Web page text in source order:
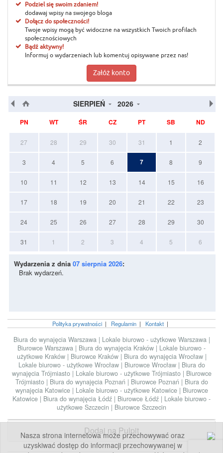
Nasza strona internetowa może przechowywać oraz
uzyskiwać dostęp do informacji przechowywanej w
Podziel się swoim zdaniem!
dodawaj wpisy na swojego bloga
Dołącz do społeczności!
Twoje wpisy mogą być widoczne na wszystkich Twoich profilach
społecznościowych
Bądź aktywny!
Informuj o wydarzeniach lub komentuj opisywane przez nas!
Załóż konto
SIERPIEŃ 2026
PN WT ŚR CZ PT SB ND
27 28 29 30 31 1 2
3 4 5 6 7 8 9
10 11 12 13 14 15 16
17 18 19 20 21 22 23
24 25 26 27 28 29 30
31 1 2 3 4 5 6
Wydarzenia z dnia 07 sierpnia 2026:
Brak wydarzeń.
Polityka prywatności| Regulamin| Kontakt|
Biura do wynajęcia Warszawa | Lokale biurowo - użytkowe Warszawa |
Biurowce Warszawa | Biura do wynajęcia Kraków | Lokale biurowo -
użytkowe Kraków | Biurowce Kraków | Biura do wynajęcia Wrocław |
Lokale biurowo - użytkowe Wrocław | Biurowce Wrocław | Biura do
wynajęcia Trójmiasto | Lokale biurowo - użytkowe Trójmiasto | Biurowce
Trójmiasto | Biura do wynajęcia Poznań | Biurowce Poznań | Biura do
wynajęcia Katowice | Lokale biurowo - użytkowe Katowice | Biurowce
Katowice | Biura do wynajęcia Łódź | Biurowce Łódź | Lokale biurowo -
użytkowe Szczecin | Biurowce Szczecin
Dodaj na Pulpit